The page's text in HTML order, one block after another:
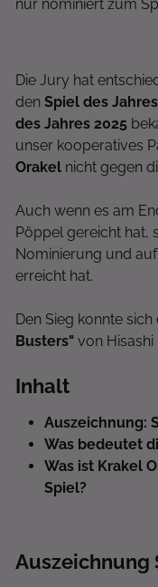
nur nominiert zum
Die Jury hat
den Spiel des Jahres
des Jahres 2025
unser kooperatives
Orakel nicht gegen
Auch wenn es am
Pöppel gereicht hat,
Nominierung und
erreicht hat.
Den Sieg konnte
Busters" von Hisashi
Inhalt
Auszeichnung:
Was bedeutet
Was ist Krakel
Spiel?
Auszeichnung